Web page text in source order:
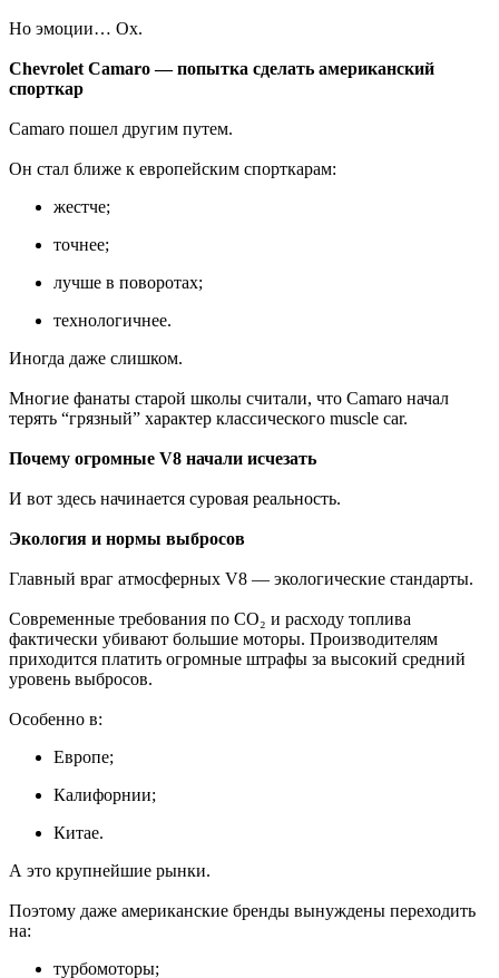
Но эмоции… Ох.
Chevrolet Camaro — попытка сделать американский
спорткар
Camaro пошел другим путем.
Он стал ближе к европейским спорткарам:
жестче;
точнее;
лучше в поворотах;
технологичнее.
Иногда даже слишком.
Многие фанаты старой школы считали, что Camaro начал
терять “грязный” характер классического muscle car.
Почему огромные V8 начали исчезать
И вот здесь начинается суровая реальность.
Экология и нормы выбросов
Главный враг атмосферных V8 — экологические стандарты.
Современные требования по CO₂ и расходу топлива
фактически убивают большие моторы. Производителям
приходится платить огромные штрафы за высокий средний
уровень выбросов.
Особенно в:
Европе;
Калифорнии;
Китае.
А это крупнейшие рынки.
Поэтому даже американские бренды вынуждены переходить
на:
турбомоторы;